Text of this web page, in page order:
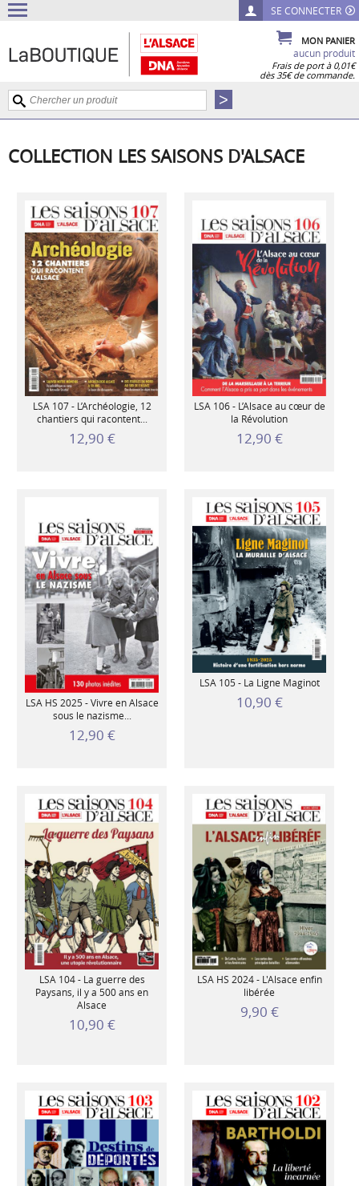
SE CONNECTER
MON PANIER
aucun produit
Frais de port à 0,01€
dès 35€ de commande.
COLLECTION LES SAISONS D'ALSACE
LSA 107 - L’Archéologie, 12
chantiers qui racontent...
12,90 €
LSA 106 - L’Alsace au cœur de
la Révolution
12,90 €
LSA HS 2025 - Vivre en Alsace
sous le nazisme...
12,90 €
LSA 105 - La Ligne Maginot
10,90 €
LSA 104 - La guerre des
Paysans, il y a 500 ans en
Alsace
10,90 €
LSA HS 2024 - L'Alsace enfin
libérée
9,90 €